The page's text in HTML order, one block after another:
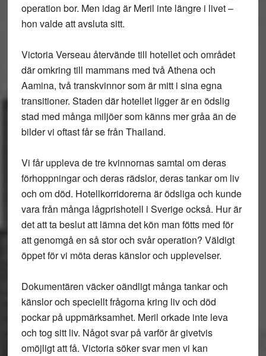
operation bor. Men idag är Meril inte längre i livet –
hon valde att avsluta sitt.
Victoria Verseau återvände till hotellet och området
där omkring till mammans med två Athena och
Aamina, två transkvinnor som är mitt i sina egna
transitioner. Staden där hotellet ligger är en ödslig
stad med många miljöer som känns mer gråa än de
bilder vi oftast får se från Thailand.
Vi får uppleva de tre kvinnornas samtal om deras
förhoppningar och deras rädslor, deras tankar om liv
och om död. Hotellkorridorerna är ödsliga och kunde
vara från många lågprishotell i Sverige också. Hur är
det att ta beslut att lämna det kön man fötts med för
att genomgå en så stor och svår operation? Väldigt
öppet för vi möta deras känslor och upplevelser.
Dokumentären väcker oändligt många tankar och
känslor och speciellt frågorna kring liv och död
pockar på uppmärksamhet. Meril orkade inte leva
och tog sitt liv. Något svar på varför är givetvis
omöjligt att få. Victoria söker svar men vi kan